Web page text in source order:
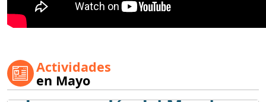
Actividades
en Mayo